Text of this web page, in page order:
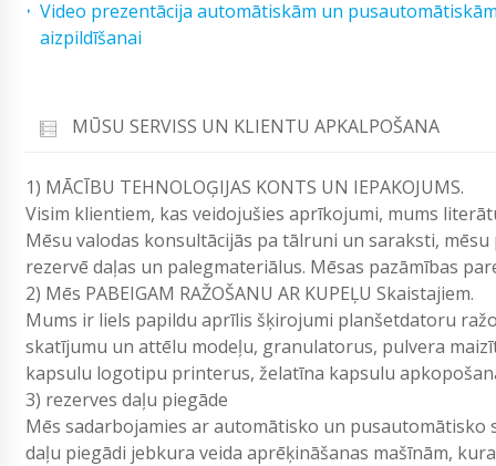
Video prezentācija automātiskām un
aizpildīšanai
MŪSU SERVISS UN KLIENTU APKALPOŠANA
1) MĀCĪBU TEHNOLOĢIJAS KONTS UN IEPAKOJUMS.
Visim klientiem, kas veidojušies aprīkojumi, mums
Mēsu valodas konsultācijās pa tālruni un saraksti,
rezervē daļas un palegmateriālus. Mēsas pazāmības
2) Mēs PABEIGAM RAŽOŠANU AR KUPEĻU Skaistajiem.
Mums ir liels papildu aprīlis šķirojumi planšetdatoru
skatījumu un attēlu modeļu, granulatorus, pulvera
kapsulu logotipu printerus, želatīna kapsulu
3) rezerves daļu piegāde
Mēs sadarbojamies ar automātisko un
daļu piegādi jebkura veida aprēķināšanas mašīnām,